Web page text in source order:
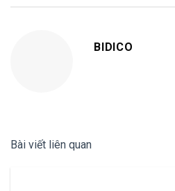
BIDICO
Bài viết liên quan